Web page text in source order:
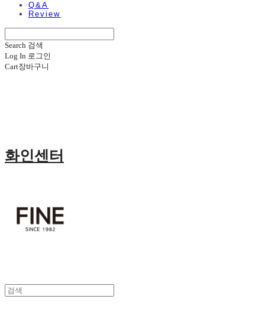
Q&A
Review
Search 검색
Log In 로그인
Cart장바구니
화인센터